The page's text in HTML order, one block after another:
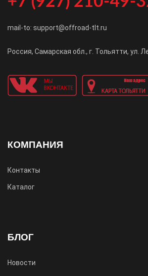
mail-to: support@offroad-tlt.ru
Россия, Самарская обл., г. Тольятти, ул.
КОМПАНИЯ
Контакты
Каталог
БЛОГ
Новости